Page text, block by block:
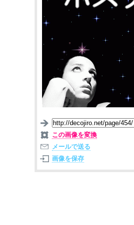
この画像を変換
メールで送る
画像を保存